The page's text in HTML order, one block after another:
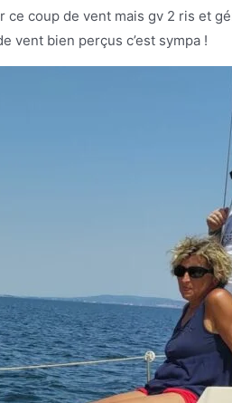
coup de vent mais gv 2 ris et
vent bien perçus c’est sympa !